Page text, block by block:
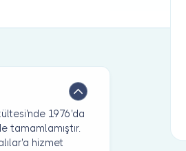
1976'da
tamamlamıştır.
hizmet